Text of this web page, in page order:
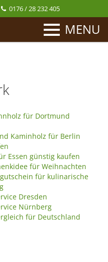
0176 / 28 232 405
MENU
für Dortmund
Kaminholz für Berlin
Essen günstig kaufen
für Weihnachten
für kulinarische
Dresden
Nürnberg
für Deutschland